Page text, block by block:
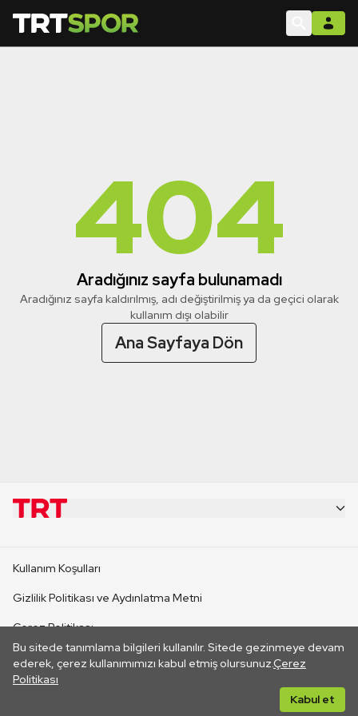
404
Aradığınız sayfa bulunamadı
Aradığınız sayfa kaldırılmış, adı değiştirilmiş ya da geçici olarak
kullanım dışı olabilir
Ana Sayfaya Dön
Bu sitede tanımlama bilgileri kullanılır. Sitede gezinmeye devam
ederek, çerez kullanımımızı kabul etmiş olursunuz.Çerez
Politikası
Kabul et
CANLI YAYINLAR
Kullanım Koşulları
Gizlilik Politikası ve Aydınlatma Metni
Çerez Politikası
İletişim
Her hakkı saklıdır. ©2026 TRT. Bağlantı yoluyla gidilen dış